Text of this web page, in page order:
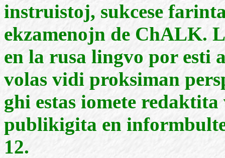
instruistoj, sukcese
ekzamenojn de ChALK.
en la rusa lingvo por esti
volas vidi proksiman
ghi estas iomete
publikigita en
12.